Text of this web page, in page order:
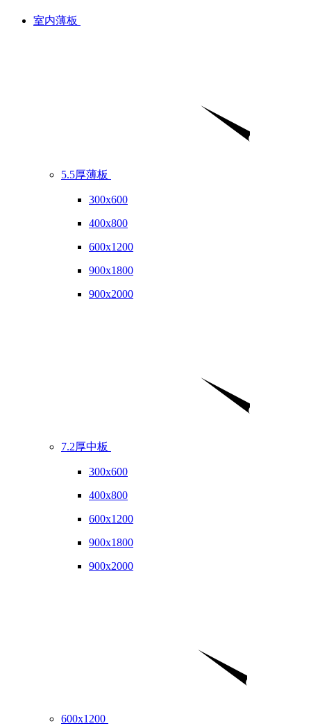
室内薄板
5.5厚薄板
300x600
400x800
600x1200
900x1800
900x2000
7.2厚中板
300x600
400x800
600x1200
900x1800
900x2000
600x1200